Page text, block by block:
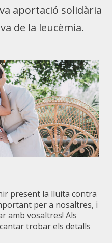
aportació solidària
de la leucèmia.
present la lluita contra
per a nosaltres, i
amb vosaltres! Als
trobar els detalls